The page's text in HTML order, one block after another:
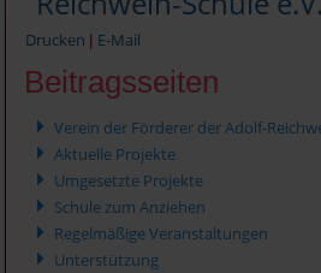
Drucken | E-Mail
Beitragsseiten
Verein der Förderer der Adolf-
Aktuelle Projekte
Umgesetzte Projekte
Schule zum Anziehen
Regelmäßige Veranstaltungen
Unterstützung